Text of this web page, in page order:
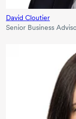
David Cloutier
Senior Business